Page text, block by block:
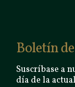
Boletín
Suscríbase a
día de la